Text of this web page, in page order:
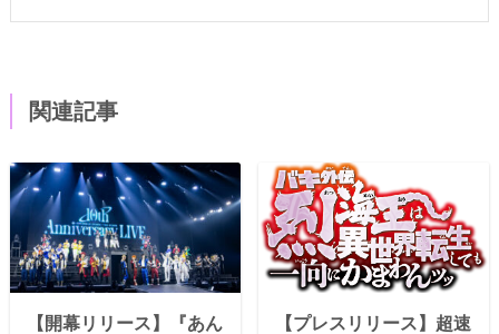
関連記事
【開幕リリース】『あん
【プレスリリース】超速